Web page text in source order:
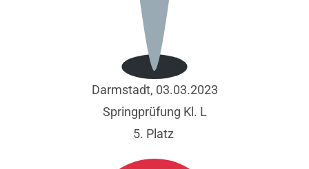
Darmstadt, 03.03.2023
Springprüfung Kl. L
5. Platz